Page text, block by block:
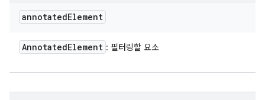
annotatedElement
AnnotatedElement : 필터링할 요소